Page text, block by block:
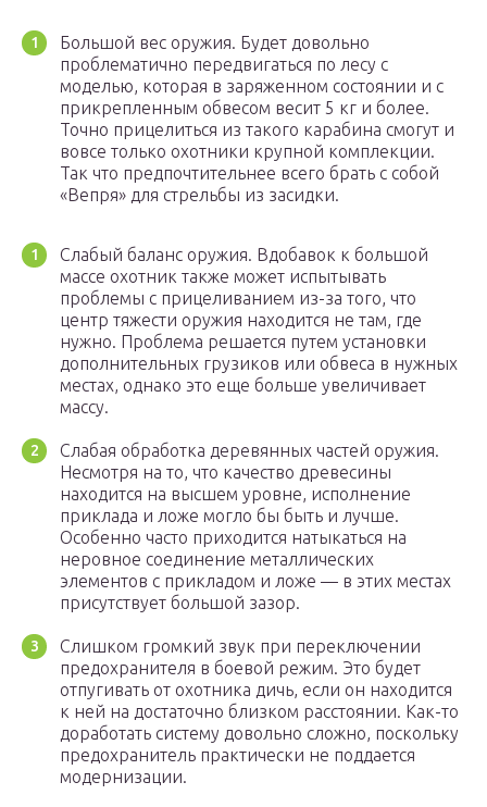
Большой вес оружия. Будет довольно
проблематично передвигаться по лесу с
моделью, которая в заряженном состоянии и с
прикрепленным обвесом весит 5 кг и более.
Точно прицелиться из такого карабина смогут и
вовсе только охотники крупной комплекции.
Так что предпочтительнее всего брать с собой
«Вепря» для стрельбы из засидки.
Слабый баланс оружия. Вдобавок к большой
массе охотник также может испытывать
проблемы с прицеливанием из-за того, что
центр тяжести оружия находится не там, где
нужно. Проблема решается путем установки
дополнительных грузиков или обвеса в нужных
местах, однако это еще больше увеличивает
массу.
Слабая обработка деревянных частей оружия.
Несмотря на то, что качество древесины
находится на высшем уровне, исполнение
приклада и ложе могло бы быть и лучше.
Особенно часто приходится натыкаться на
неровное соединение металлических
элементов с прикладом и ложе — в этих местах
присутствует большой зазор.
Слишком громкий звук при переключении
предохранителя в боевой режим. Это будет
отпугивать от охотника дичь, если он находится
к ней на достаточно близком расстоянии. Как-то
доработать систему довольно сложно, поскольку
предохранитель практически не поддается
модернизации.